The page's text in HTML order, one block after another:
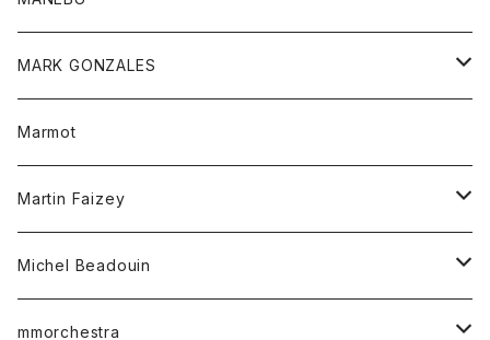
ベスト
ポロシャツ
ロングスリーブTシャツ
チュニック
ワンピース
Tシャツ
靴
MARK GONZALES
トップス
Tシャツ
Marmot
Martin Faizey
ベルト
Michel Beadouin
トップス
mmorchestra